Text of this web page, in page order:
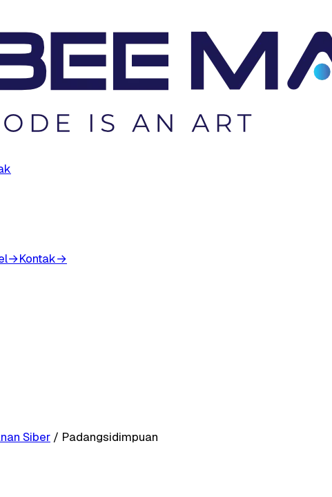
→Kontak→
Siber / Padangsidimpuan